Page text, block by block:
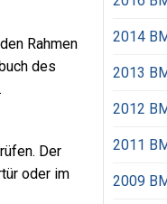
Rahmen
des
Der
oder im
2014
2013
2012
2011
2009